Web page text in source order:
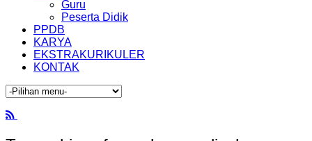
Guru
Peserta Didik
PPDB
KARYA
EKSTRAKURIKULER
KONTAK